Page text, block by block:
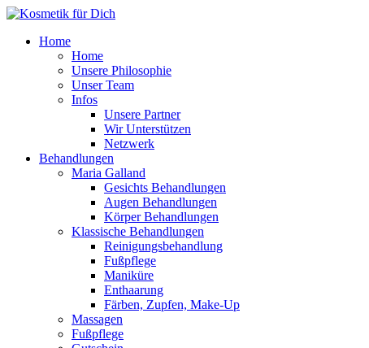
Zum
springenHome
Home
Unsere Philosophie
Unser Team
Infos
Unsere Partner
Wir Unterstützen
Netzwerk
Behandlungen
Maria Galland
Gesichts Behandlungen
Augen Behandlungen
Körper Behandlungen
Klassische Behandlungen
Reinigungsbehandlung
Fußpflege
Maniküre
Enthaarung
Färben, Zupfen, Make-Up
Massagen
Fußpflege